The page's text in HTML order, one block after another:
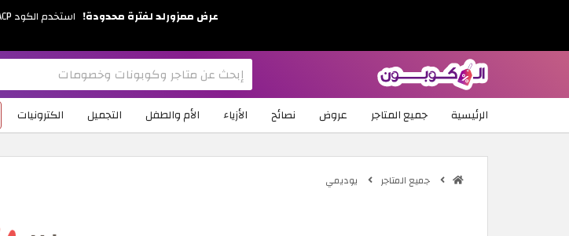
الرئيسية جميع المتاجر عروض نصائح الأزياء الأم والطفل التجميل الكترونيات
جميع المتاجر يوديمي
عرض ممزورلد لفترة محدودة! استخدم الكود ACP واحصل على خصم إضافي 17%